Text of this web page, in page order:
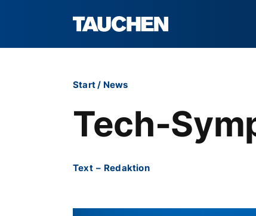
Start/ News
Tech-
Text – Redaktion